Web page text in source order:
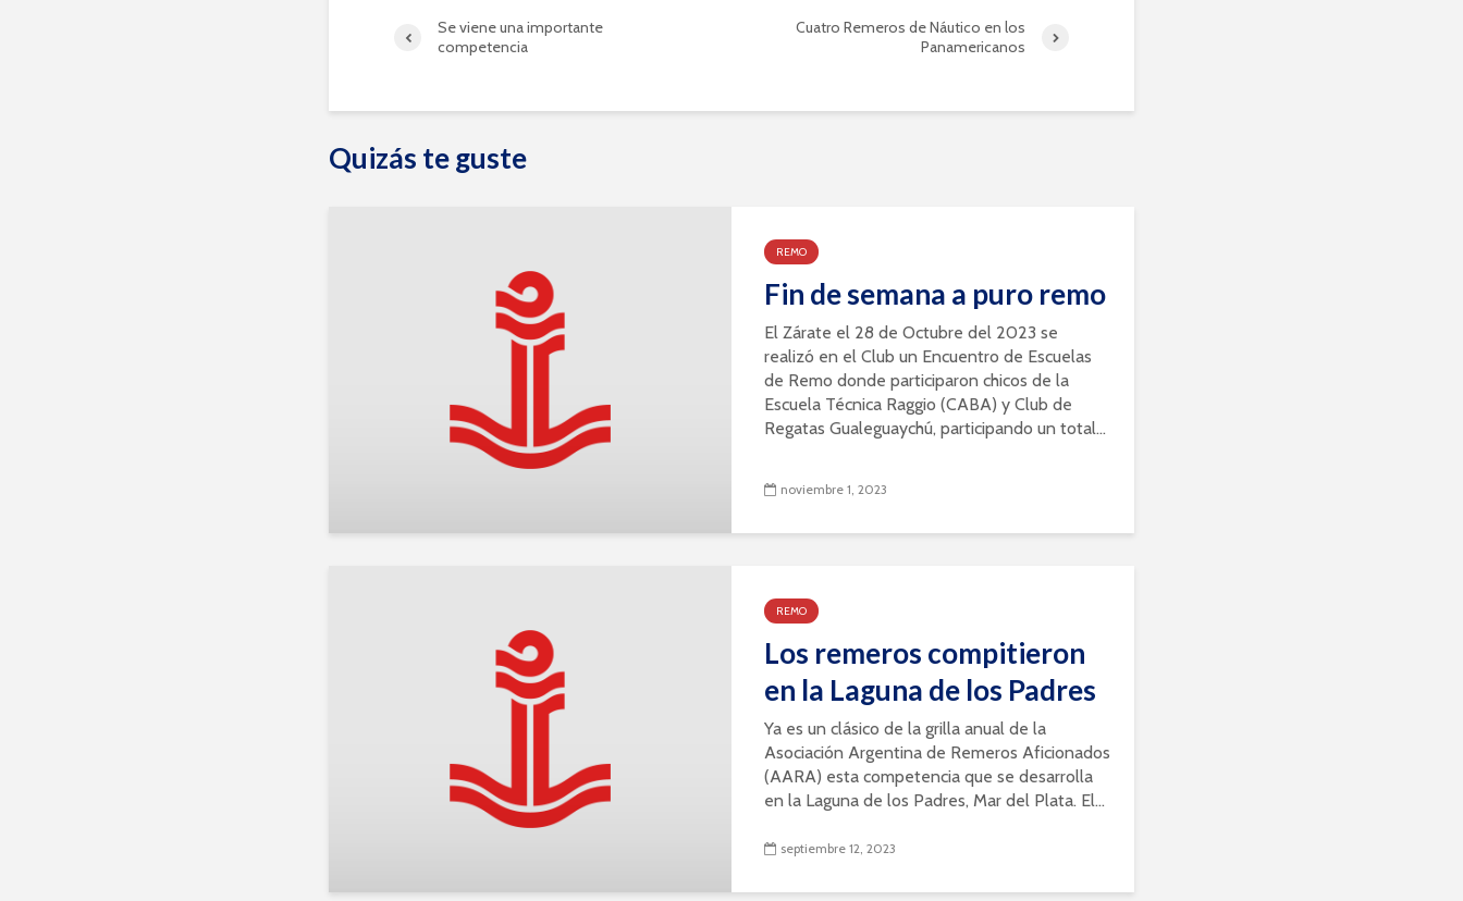
Se viene una importante
competencia
Cuatro Remeros de Náutico en los
Panamericanos
Quizás te guste
REMO
Fin de semana a puro remo
El Zárate el 28 de Octubre del 2023 se
realizó en el Club un Encuentro de Escuelas
de Remo donde participaron chicos de la
Escuela Técnica Raggio (CABA) y Club de
Regatas Gualeguaychú, participando un total...
noviembre 1, 2023
REMO
Los remeros compitieron
en la Laguna de los Padres
Ya es un clásico de la grilla anual de la
Asociación Argentina de Remeros Aficionados
(AARA) esta competencia que se desarrolla
en la Laguna de los Padres, Mar del Plata. El...
septiembre 12, 2023